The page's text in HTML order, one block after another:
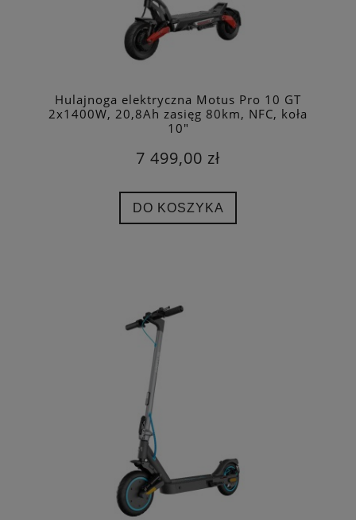
Hulajnoga elektryczna Motus Pro 10 GT
2x1400W, 20,8Ah zasięg 80km, NFC, koła
10"
7 499,00 zł
DO KOSZYKA